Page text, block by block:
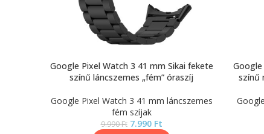
Google Pixel Watch 3 41 mm Sikai fekete
színű láncszemes „fém” óraszíj
Google Pixel Watch 3 41 mm láncszemes
fém szíjak
9.990Ft 7.990 Ft
színű